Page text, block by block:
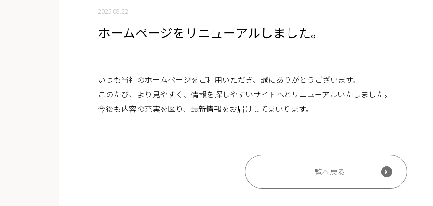
2025.08.22
ホームページをリニューアルしました。
いつも当社のホームページをご利用いただき、誠にありがとうございます。
このたび、より見やすく、情報を探しやすいサイトへとリニューアルいたしました。
今後も内容の充実を図り、最新情報をお届けしてまいります。
一覧へ戻る